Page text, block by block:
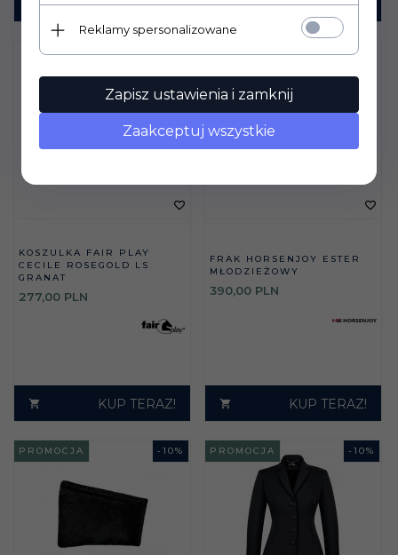
KUP TERAZ! KUP TERAZ!
KOSZULKA FAIR PLAY
CECILE ROSEGOLD LS
GRANAT
277,00 PLN
KUP TERAZ!
FRAK HORSENJOY ESTER
MŁODZIEŻOWY
390,00 PLN
KUP TERAZ!
- 10%
PROMOCJA - 10%
PROMOCJA
Reklamy spersonalizowane
Zapisz ustawienia i zamknij
Zaakceptuj wszystkie